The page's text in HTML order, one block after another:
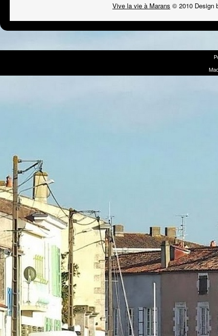
Vive la vie à Marans © 2010 Design